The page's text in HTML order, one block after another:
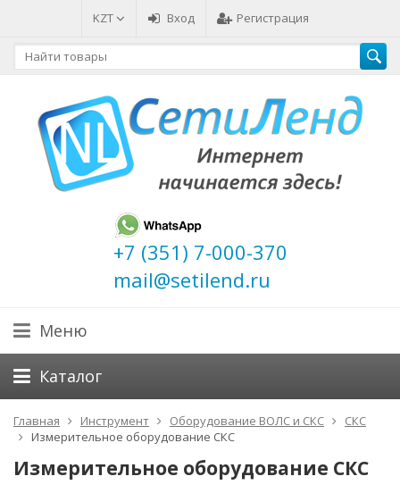
KZT Вход Регистрация
+7 (351) 7-000-370
mail@setilend.ru
Меню
Каталог
Главная Инструмент Оборудование ВОЛС и СКС
СКС
Измерительное оборудование СКС
Измерительное оборудование СКС